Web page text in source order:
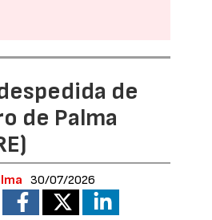
de
de Palma
30/07/2026